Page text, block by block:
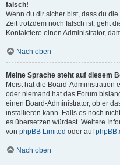
falsch!
Wenn du dir sicher bist, dass du
Zeit trotzdem noch falsch ist, geht
Kontaktiere einen Administrator,
Nach oben
Meine Sprache steht auf diesem
Meist hat die Board-Administration
oder niemand hat das Forum
einen Board-Administrator, ob er
installieren kann. Falls es noch
es übersetzen würdest. Weitere
von phpBB Limited oder auf
Nach oben